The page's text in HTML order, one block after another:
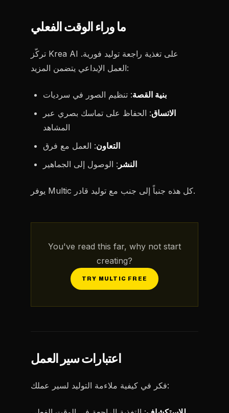
ما وراء الوقت الفعلي
تركّز Krea AI على تغذية راجعة توليد فورية.
العمل الإبداعي يتضمن المزيد:
بنية القصة: تنظيم الصور في سرديات
الاتساق: الحفاظ على تماسك بصري عبر
المشاهد
التعاون: العمل مع فرق
النشر : الوصول إلى الجماهير
يوفر Multic كل هذه جنباً إلى جنب مع توليد قادر.
You've read this far, why not start
creating?
TRY MULTIC FREE
اعتبارات سير العمل
فكر في كيفية ملاءمة التوليد لسير عملك: